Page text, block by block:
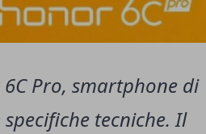
Pro, smartphone di
tecniche. Il